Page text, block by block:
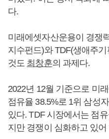
다.
미래에셋자산운용이 경쟁
지수펀드)와 TDF(생애주
것도 최창훈의 과제다.
2022년 12월 기준으로 미
점유율 38.5%로 1위 삼성
있다. TDF 시장에서는 점
지만 경쟁이 심화하고 있